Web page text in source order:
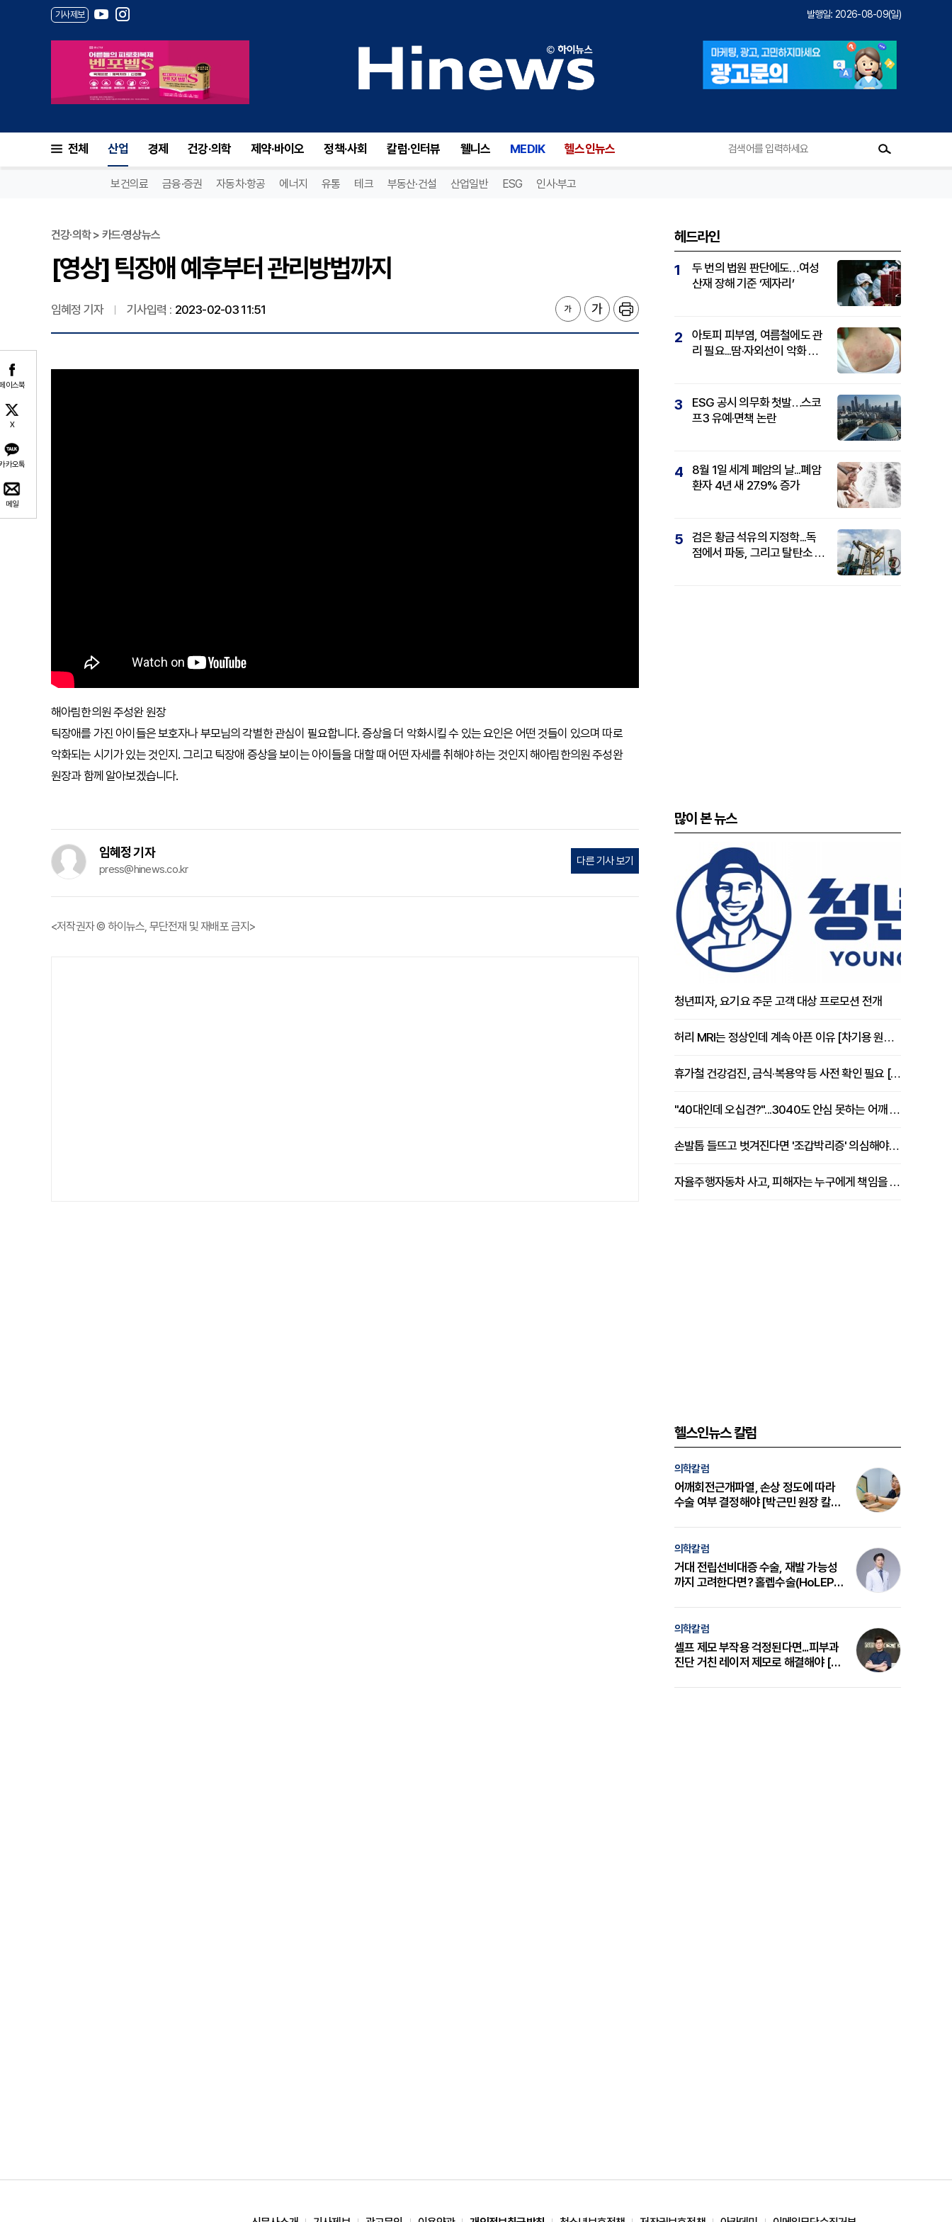
기사제보 발행일: 2026-08-09(일)
전체 산업 경제 건강·의학 제약·바이오 정책·사회 칼럼·인터뷰 웰니스 MEDIK 헬스인뉴스
보건의료 금융·증권 자동차·항공 에너지 유통 테크 부동산·건설 산업일반 ESG 인사·부고
이스북
X
카오톡
메일
건강·의학 > 카드·영상뉴스
[영상] 틱장애 예후부터 관리방법까지
임혜정 기자 기사입력 : 2023-02-03 11:51
해아림한의원 주성완 원장
틱장애를 가진 아이들은 보호자나 부모님의 각별한 관심이 필요합니다. 증상을 더 악화시킬 수 있는 요인은 어떤 것들이 있으며 따로
악화되는 시기가 있는 것인지. 그리고 틱장애 증상을 보이는 아이들을 대할 때 어떤 자세를 취해야 하는 것인지 해아림한의원 주성완
원장과 함께 알아보겠습니다.
임혜정 기자
press@hinews.co.kr
다른 기사 보기
<저작권자 © 하이뉴스, 무단전재 및 재배포 금지>
헤드라인
1
두 번의 법원 판단에도…여성
산재 장해 기준 ‘제자리’
2
아토피 피부염, 여름철에도 관
리 필요...땀·자외선이 악화 요
3
ESG 공시 의무화 첫발…스코
프3 유예·면책 논란
4
8월 1일 세계 폐암의 날...폐암
환자 4년 새 27.9% 증가
5
검은 황금 석유의 지정학...독
점에서 파동, 그리고 탈탄소 패
많이 본 뉴스
청년피자, 요기요 주문 고객 대상 프로모션 전개
허리 MRI는 정상인데 계속 아픈 이유 [차기용 원장 칼럼]
휴가철 건강검진, 금식·복용약 등 사전 확인 필요 [정도감 원장 칼럼]
"40대인데 오십견?"...3040도 안심 못하는 어깨 유착성 관절낭염
손발톱 들뜨고 벗겨진다면 '조갑박리증' 의심해야 [김철윤 원장 칼럼]
자율주행자동차 사고, 피해자는 누구에게 책임을 물을 수 있을까
헬스인뉴스 칼럼
의학칼럼
어깨회전근개파열, 손상 정도에 따라
수술 여부 결정해야 [박근민 원장 칼
의학칼럼
거대 전립선비대증 수술, 재발 가능성
까지 고려한다면? 홀렙수술(HoLEP)
의학칼럼
셀프 제모 부작용 걱정된다면...피부과
진단 거친 레이저 제모로 해결해야 [변